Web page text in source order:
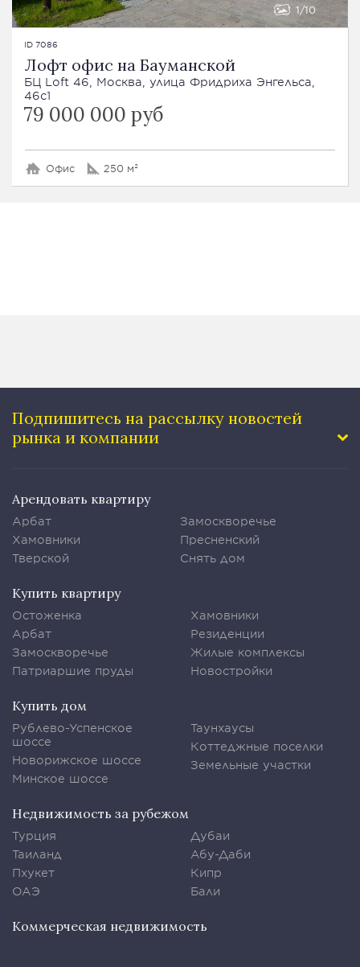
1 10
ID 7086
Лофт офис на Бауманской
БЦ Loft 46, Москва, улица Фридриха Энгельса,
46с1
79 000 000 руб
Офис 250 м²
Подпишитесь на рассылку новостей
рынка и компании
Арендовать квартиру
Арбат
Хамовники
Тверской
Замоскворечье
Пресненский
Снять дом
Купить квартиру
Остоженка
Арбат
Замоскворечье
Патриаршие пруды
Хамовники
Резиденции
Жилые комплексы
Новостройки
Купить дом
Рублево-Успенское
шоссе
Новорижское шоссе
Минское шоссе
Таунхаусы
Коттеджные поселки
Земельные участки
Недвижимость за рубежом
Турция
Таиланд
Пхукет
ОАЭ
Дубаи
Абу-Даби
Кипр
Бали
Коммерческая недвижимость